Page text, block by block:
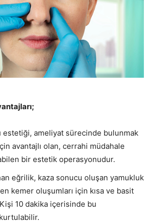
estetiği, ameliyat sürecinde bulunmak
avantajlı olan, cerrahi müdahale
bir estetik operasyonudur.
eğrilik, kaza sonucu oluşan yamukluk
kemer oluşumları için kısa ve basit
10 dakika içerisinde bu